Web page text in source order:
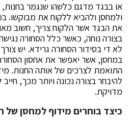
או בבגד מדגם כלשהו שנגמר בחנות,
ולמחסן ולהביא ללקוח את מבוקשו.
את הבגד אשר הלקוח צריך, חשוב
בצורה נוחה, כאשר כלל הסחורה
לא די בסידור הסחורה גרידא. יש
במחסן, אשר יאפשר את אחסון
התואמת לצרכים של אותה החנות.
להיבחר בצורה נכונה ויותר מכך,
מדויקת.
כיצד בוחרים מידוף למחסן של